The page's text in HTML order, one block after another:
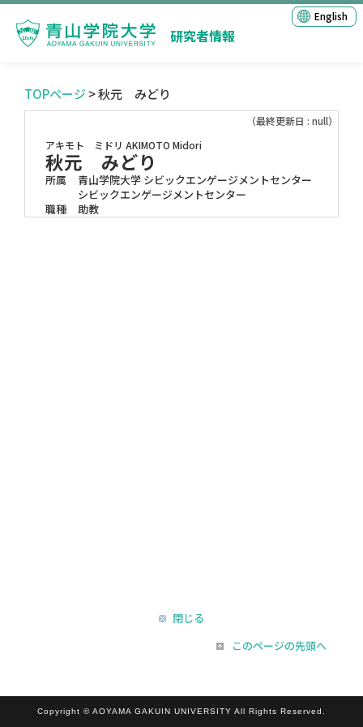
研究者情報
English
TOPページ > 秋元 みどり
（最終更新日 : null）
アキモト ミドリ AKIMOTO Midori
秋元 みどり
所属
青山学院大学 シビックエンゲージメントセンター
シビックエンゲージメントセンター
職種
助教
閉じる
このページの先頭へ
Copyright © AOYAMA GAKUIN UNIVERSITY All Rights Reserved.